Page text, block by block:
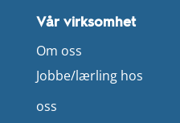
Vår virksomhet
Om oss
Jobbe/lærling hos
oss